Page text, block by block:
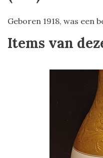
Geboren 1918, was een
Items van